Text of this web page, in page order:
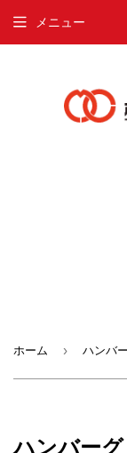
メニュー
ホーム › ハンバ
ハンバーグ